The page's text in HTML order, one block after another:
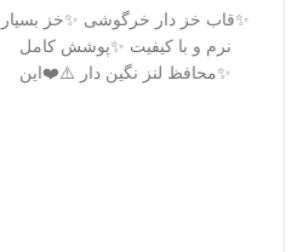
✨قاب خز دار خرگوشی ✨خز بسیار
نرم و با کیفیت ✨پوشش کامل
✨محافظ لنز نگین دار ⚠️❤️این